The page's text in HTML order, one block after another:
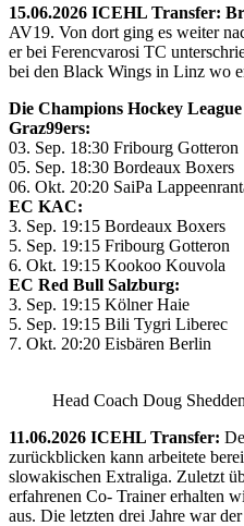
15.06.2026 ICEHL Transfer:
AV19. Von dort ging es weiter
er bei Ferencvarosi TC
bei den Black Wings in Linz wo
Die Champions Hockey
Graz99ers:
03. Sep. 18:30 Fribourg Gotteron
05. Sep. 18:30 Bordeaux Boxers
06. Okt. 20:20 SaiPa
EC KAC:
3. Sep. 19:15 Bordeaux Boxers
5. Sep. 19:15 Fribourg Gotteron
6. Okt. 19:15 Kookoo Kouvola
EC Red Bull Salzburg:
3. Sep. 19:15 Kölner Haie
5. Sep. 19:15 Bili Tygri Liberec
7. Okt. 20:20 Eisbären Berlin
Head Coach Doug
11.06.2026 ICEHL Transfer:
zurückblicken kann arbeitete
slowakischen Extraliga. Zuletzt
erfahrenen Co- Trainer erhalten
aus. Die letzten drei Jahre war